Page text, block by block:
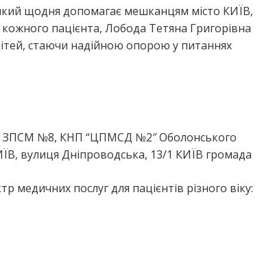
щодня допомагає мешканцям місто КИЇВ,
пацієнта, Лобода Тетяна Григорівна
стаючи надійною опорою у питаннях
ЗПСМ №8, КНП “ЦПМСД №2″ Оболонського
вулиця Дніпроводська, 13/1 КИЇВ громада
послуг для пацієнтів різного віку: